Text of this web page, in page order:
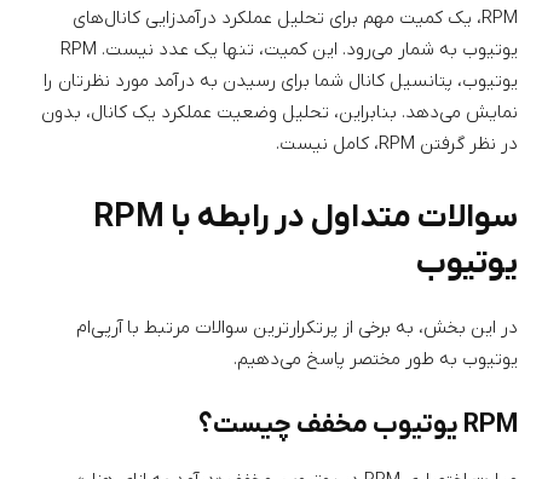
RPM، یک کمیت مهم برای تحلیل عملکرد درآمدزایی کانال‌های
یوتیوب به شمار می‌رود. این کمیت، تنها یک عدد نیست. RPM
یوتیوب، پتانسیل کانال شما برای رسیدن به درآمد مورد نظرتان را
نمایش می‌دهد. بنابراین، تحلیل وضعیت عملکرد یک کانال، بدون
در نظر گرفتن RPM، کامل نیست.
سوالات متداول در رابطه با RPM
یوتیوب
در این بخش، به برخی از پرتکرارترین سوالات مرتبط با آرپی‌ام
یوتیوب به طور مختصر پاسخ می‌دهیم.
RPM یوتیوب مخفف چیست؟